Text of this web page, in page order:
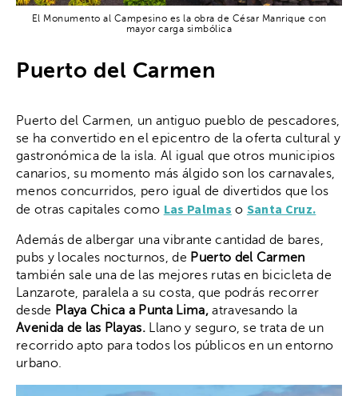
El Monumento al Campesino es la obra de César Manrique con
mayor carga simbólica
Puerto del Carmen
Puerto del Carmen, un antiguo pueblo de pescadores,
se ha convertido en el epicentro de la oferta cultural y
gastronómica de la isla. Al igual que otros municipios
canarios, su momento más álgido son los carnavales,
menos concurridos, pero igual de divertidos que los
de otras capitales como Las Palmas o Santa Cruz.
Además de albergar una vibrante cantidad de bares,
pubs y locales nocturnos, de Puerto del Carmen
también sale una de las mejores rutas en bicicleta de
Lanzarote, paralela a su costa, que podrás recorrer
desde Playa Chica a Punta Lima,atravesando la
Avenida de las Playas. Llano y seguro, se trata de un
recorrido apto para todos los públicos en un entorno
urbano.